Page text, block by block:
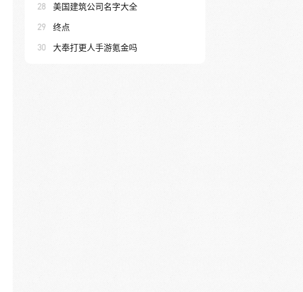
28 美国建筑公司名字大全
29 终点
30 大奉打更人手游氪金吗